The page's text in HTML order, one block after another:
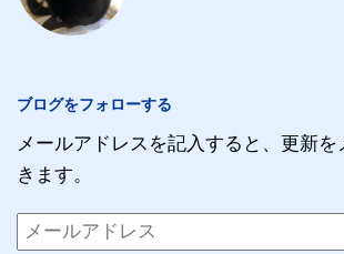
ブログをフォローする
メールアドレスを記入すると、更新
きます。
メ